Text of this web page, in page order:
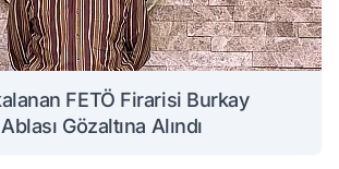
FETÖ Firarisi Burkay
Gözaltına Alındı